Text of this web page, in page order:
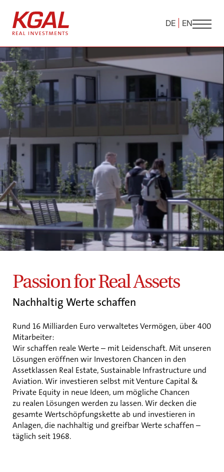
EN
DE
Passion for Real Assets
Nachhaltig Werte schaffen
Rund 16 Milliarden Euro verwaltetes Vermögen, über 400
Mitarbeiter:
Wir schaffen reale Werte – mit Leidenschaft. Mit unseren
Lösungen eröffnen wir Investoren Chancen in den
Assetklassen Real Estate, Sustainable Infrastructure und
Aviation. Wir investieren selbst mit Venture Capital &
Private Equity in neue Ideen, um mögliche Chancen
zu realen Lösungen werden zu lassen. Wir decken die
gesamte Wertschöpfungskette ab und investieren in
Anlagen, die nachhaltig und greifbar Werte schaffen –
täglich seit 1968.